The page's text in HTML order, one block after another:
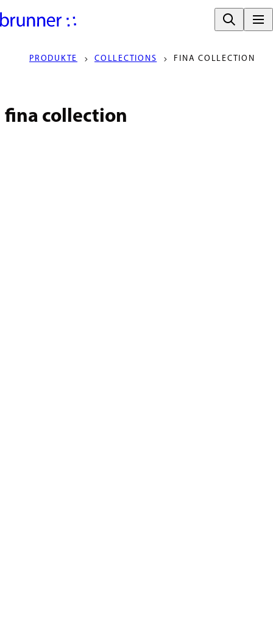
PRODUKTE COLLECTIONS FINA COLLECTION
fina collection